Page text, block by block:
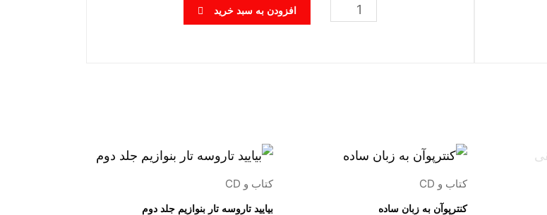
افزودن به سبد خرید
کتاب و CD
کنترپوآن به زبان ساده
کتاب و CD
بیایید تاروسه تار بنوازیم جلد دوم